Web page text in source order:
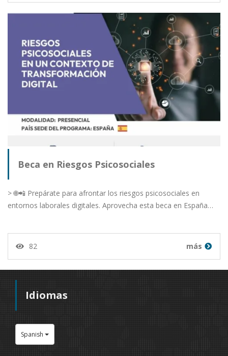
Beca en Riesgos Psicosociales
> 🌐📲 Prepárate para afrontar los riesgos psicosociales en
entornos laborales digitales. Aprovecha esta beca en España…
82 más
Idiomas
Spanish